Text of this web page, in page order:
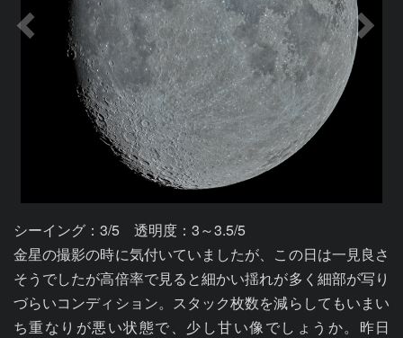
シーイング：3/5　透明度：3～3.5/5
金星の撮影の時に気付いていましたが、この日は一見良さ
そうでしたが高倍率で見ると細かい揺れが多く細部が写り
づらいコンディション。スタック枚数を減らしてもいまい
ち重なりが悪い状態で、少し甘い像でしょうか。昨日